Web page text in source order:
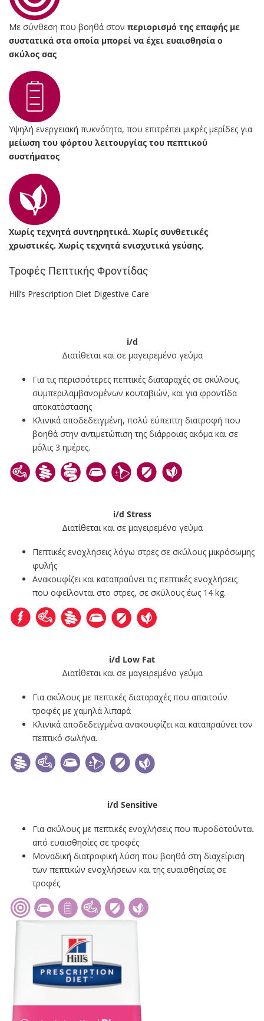
Με σύνθεση που βοηθά στον περιορισμό της επαφής με
συστατικά στα οποία μπορεί να έχει ευαισθησία ο
σκύλος σας
Υψηλή ενεργειακή πυκνότητα, που επιτρέπει μικρές μερίδες για
μείωση του φόρτου λειτουργίας του πεπτικού
συστήματος
Χωρίς τεχνητά συντηρητικά. Χωρίς συνθετικές
χρωστικές. Χωρίς τεχνητά ενισχυτικά γεύσης.
Τροφές Πεπτικής Φροντίδας
Hill’s Prescription Diet Digestive Care
i/d
Διατίθεται και σε μαγειρεμένο γεύμα
Για τις περισσότερες πεπτικές διαταραχές σε σκύλους,
συμπεριλαμβανομένων κουταβιών, και για φροντίδα
αποκατάστασης
Κλινικά αποδεδειγμένη, πολύ εύπεπτη διατροφή που
βοηθά στην αντιμετώπιση της διάρροιας ακόμα και σε
μόλις 3 ημέρες.
i/d Stress
Διατίθεται και σε μαγειρεμένο γεύμα
Πεπτικές ενοχλήσεις λόγω στρες σε σκύλους μικρόσωμης
φυλής
Ανακουφίζει και καταπραΰνει τις πεπτικές ενοχλήσεις
που οφείλονται στο στρες, σε σκύλους έως 14 kg.
i/d Low Fat
Διατίθεται και σε μαγειρεμένο γεύμα
Για σκύλους με πεπτικές διαταραχές που απαιτούν
τροφές με χαμηλά λιπαρά
Κλινικά αποδεδειγμένα ανακουφίζει και καταπραΰνει τον
πεπτικό σωλήνα.
i/d Sensitive
Για σκύλους με πεπτικές ενοχλήσεις που πυροδοτούνται
από ευαισθησίες σε τροφές
Μοναδική διατροφική λύση που βοηθά στη διαχείριση
των πεπτικών ενοχλήσεων και της ευαισθησίας σε
τροφές.